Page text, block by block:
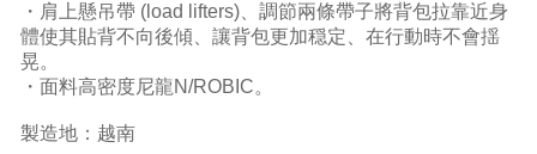
・肩上懸吊帶 (load lifters)、調節兩條帶子將背包拉靠近身
體使其貼背不向後傾、讓背包更加穏定、在行動時不會揺
晃。
・面料高密度尼龍N/ROBIC。
製造地：越南